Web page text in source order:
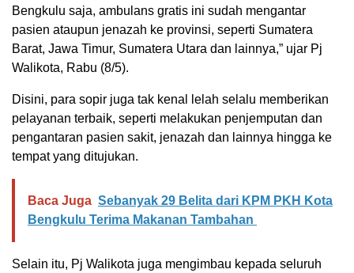
Bengkulu saja, ambulans gratis ini sudah mengantar
pasien ataupun jenazah ke provinsi, seperti Sumatera
Barat, Jawa Timur, Sumatera Utara dan lainnya,” ujar Pj
Walikota, Rabu (8/5).
Disini, para sopir juga tak kenal lelah selalu memberikan
pelayanan terbaik, seperti melakukan penjemputan dan
pengantaran pasien sakit, jenazah dan lainnya hingga ke
tempat yang ditujukan.
Baca Juga Sebanyak 29 Belita dari KPM PKH Kota
Bengkulu Terima Makanan Tambahan
Selain itu, Pj Walikota juga mengimbau kepada seluruh